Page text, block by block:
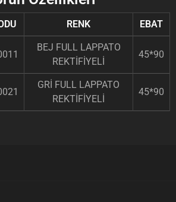
RENK EBAT
BEJ FULL LAPPATO
REKTİFİYELİ
45*90
GRİ FULL LAPPATO
REKTİFİYELİ
45*90